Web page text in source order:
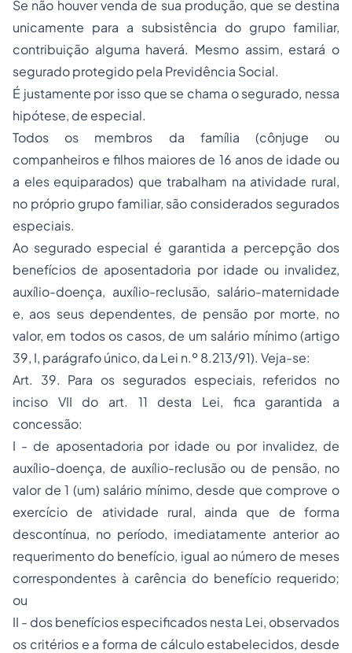
Se não houver venda de sua produção, que se destina
unicamente para a subsistência do grupo familiar,
contribuição alguma haverá. Mesmo assim, estará o
segurado protegido pela Previdência Social.
É justamente por isso que se chama o segurado, nessa
hipótese, de especial.
Todos os membros da família (cônjuge ou
companheiros e filhos maiores de 16 anos de idade ou
a eles equiparados) que trabalham na atividade rural,
no próprio grupo familiar, são considerados segurados
especiais.
Ao segurado especial é garantida a percepção dos
benefícios de aposentadoria por idade ou invalidez,
auxílio-doença, auxílio-reclusão, salário-maternidade
e, aos seus dependentes, de pensão por morte, no
valor, em todos os casos, de um salário mínimo (artigo
39, I, parágrafo único, da Lei n.º 8.213/91). Veja-se:
Art. 39. Para os segurados especiais, referidos no
inciso VII do art. 11 desta Lei, fica garantida a
concessão:
I - de aposentadoria por idade ou por invalidez, de
auxílio-doença, de auxílio-reclusão ou de pensão, no
valor de 1 (um) salário mínimo, desde que comprove o
exercício de atividade rural, ainda que de forma
descontínua, no período, imediatamente anterior ao
requerimento do benefício, igual ao número de meses
correspondentes à carência do benefício requerido;
ou
II - dos benefícios especificados nesta Lei, observados
os critérios e a forma de cálculo estabelecidos, desde